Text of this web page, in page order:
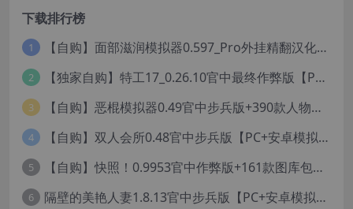
下载排行榜
1 【自购】面部滋润模拟器0.597_Pro外挂精翻汉化版+114款人物MOD【PC+安卓模拟器+3D互动SLG/神级建模/独家定制资源/扶她】/True Facials Pro【12G】
2 【独家自购】特工17_0.26.10官中最终作弊版【PC+安卓+亚洲神作SLG/步兵/NTR+赞助码+旧版存档+画廊】/Agent 17【6.25G】
3 【自购】恶棍模拟器0.49官中步兵版+390款人物卡【PC+安卓模拟器+3D互动调教/捏人变装+作弊器汉化】/坏蛋模拟器/The Villain Simulator【19.5G】
4 【自购】双人会所0.48官中步兵版【PC+安卓模拟器+大型3D互动/精品沙盒/变装捏脸】 /一起回家吧/Home Together【12.6G】
5 【自购】快照！0.9953官中作弊版+161款图库包【PC+安卓模拟器+3D互动/开放世界/沙盒/偷拍/盗摄/步兵/11000+照片】/Snapshot!【13.6G】
6 隔壁的美艳人妻1.8.13官中步兵版【PC+安卓模拟器+亚洲SLG/国风精品+存档】/The Wife Next Door【13G】